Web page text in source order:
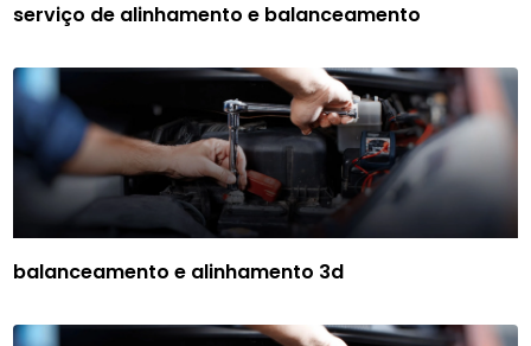
serviço de alinhamento e balanceamento
balanceamento e alinhamento 3d